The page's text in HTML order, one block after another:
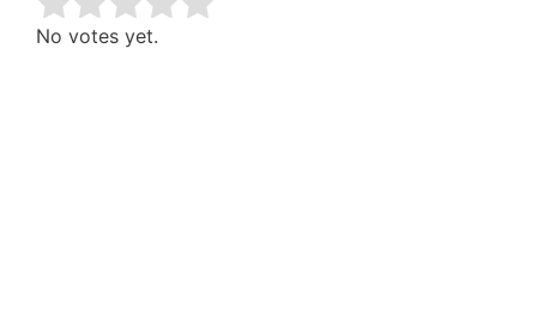
Rate this item:
No votes yet.